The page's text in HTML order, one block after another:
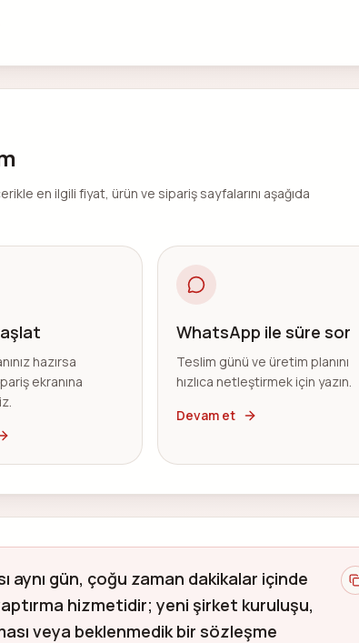
en ilgili fiyat, ürün ve sipariş sayfalarını aşağıda
hazırsa
ekranına
WhatsApp ile süre sor
Teslim günü ve üretim planını
hızlıca netleştirmek için yazın.
Devam et
aynı gün, çoğu zaman dakikalar içinde
hizmetidir; yeni şirket kuruluşu,
veya beklenmedik bir sözleşme